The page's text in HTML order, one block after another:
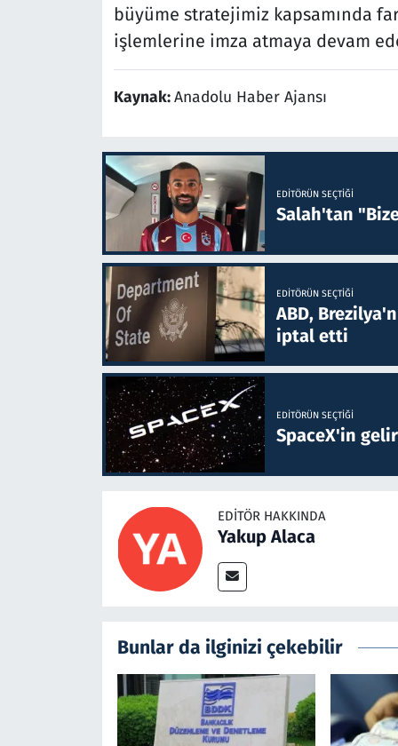
büyüme stratejimiz kapsamında
işlemlerine imza atmaya devam
Kaynak:Anadolu Haber Ajansı
EDITÖRÜN SEÇTIĞI
Salah'tan
EDITÖRÜN SEÇTIĞI
ABD,
iptal etti
EDITÖRÜN SEÇTIĞI
SpaceX'in
EDITÖR HAKKINDA
Yakup Alaca
Bunlar da ilginizi çekebilir